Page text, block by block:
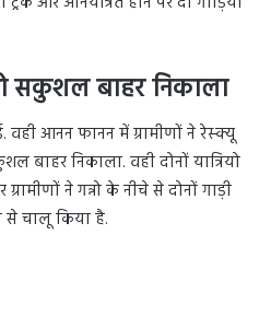
सकुशल बाहर निकाला
आनन फानन में ग्रामीणों ने रेस्क्यू
बाहर निकाला. वही दोनों यात्रियो
ने गन्नो के नीचे से दोनों गाड़ी
से चालू किया है.